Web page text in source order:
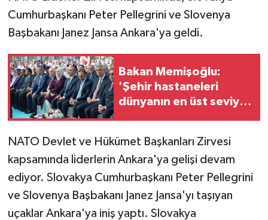
Cumhurbaşkanı Peter Pellegrini ve Slovenya
Başbakanı Janez Jansa Ankara'ya geldi.
Bakan Memişoğlu:
'Şehir hastaneleri
dünyanın en üst seviye
NATO Devlet ve Hükümet Başkanları Zirvesi
kapsamında liderlerin Ankara'ya gelişi devam
ediyor. Slovakya Cumhurbaşkanı Peter Pellegrini
ve Slovenya Başbakanı Janez Jansa'yı taşıyan
uçaklar Ankara'ya iniş yaptı. Slovakya